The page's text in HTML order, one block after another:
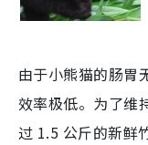
由于小熊猫的肠胃
效率极低。为了维
过 1.5 公斤的新鲜